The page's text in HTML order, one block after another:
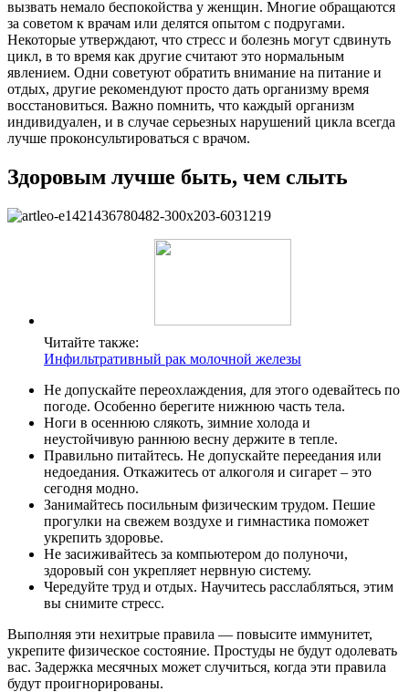
вызвать немало беспокойства у женщин. Многие обращаются
за советом к врачам или делятся опытом с подругами.
Некоторые утверждают, что стресс и болезнь могут сдвинуть
цикл, в то время как другие считают это нормальным
явлением. Одни советуют обратить внимание на питание и
отдых, другие рекомендуют просто дать организму время
восстановиться. Важно помнить, что каждый организм
индивидуален, и в случае серьезных нарушений цикла всегда
лучше проконсультироваться с врачом.
Здоровым лучше быть, чем слыть
Читайте также:
Инфильтративный рак молочной железы
Не допускайте переохлаждения, для этого одевайтесь по
погоде. Особенно берегите нижнюю часть тела.
Ноги в осеннюю слякоть, зимние холода и
неустойчивую раннюю весну держите в тепле.
Правильно питайтесь. Не допускайте переедания или
недоедания. Откажитесь от алкоголя и сигарет – это
сегодня модно.
Занимайтесь посильным физическим трудом. Пешие
прогулки на свежем воздухе и гимнастика поможет
укрепить здоровье.
Не засиживайтесь за компьютером до полуночи,
здоровый сон укрепляет нервную систему.
Чередуйте труд и отдых. Научитесь расслабляться, этим
вы снимите стресс.
Выполняя эти нехитрые правила — повысите иммунитет,
укрепите физическое состояние. Простуды не будут одолевать
вас. Задержка месячных может случиться, когда эти правила
будут проигнорированы.